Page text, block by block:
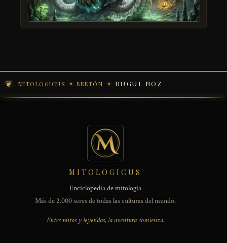
MITOLOGICUS BRETÓN BUGUL NOZ
MITOLOGICUS
Enciclopedia de mitología
Más de 2.000 seres de todas las culturas del mundo.
Entre mitos y leyendas, la aventura comienza.